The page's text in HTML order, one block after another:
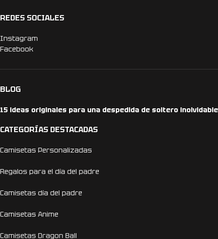
REDES SOCIALES
Instagram
Facebook
BLOG
15 ideas originales para una despedida de soltero inolvidable
CATEGORÍAS DESTACADAS
Camisetas Personalizadas
Regalos para el día del padre
Camisetas día del padre
Camisetas Anime
Camisetas Dragon Ball